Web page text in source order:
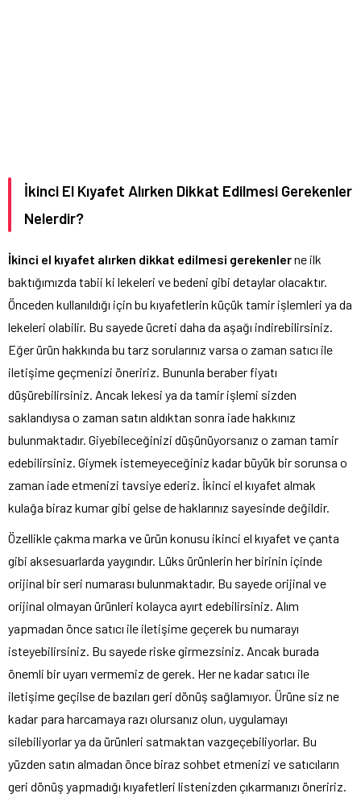
İkinci El Kıyafet Alırken Dikkat Edilmesi Gerekenler
Nelerdir?
İkinci el kıyafet alırken dikkat edilmesi gerekenlerne ilk
baktığımızda tabii ki lekeleri ve bedeni gibi detaylar olacaktır.
Önceden kullanıldığı için bu kıyafetlerin küçük tamir işlemleri ya da
lekeleri olabilir. Bu sayede ücreti daha da aşağı indirebilirsiniz.
Eğer ürün hakkında bu tarz sorularınız varsa o zaman satıcı ile
iletişime geçmenizi öneririz. Bununla beraber fiyatı
düşürebilirsiniz. Ancak lekesi ya da tamir işlemi sizden
saklandıysa o zaman satın aldıktan sonra iade hakkınız
bulunmaktadır. Giyebileceğinizi düşünüyorsanız o zaman tamir
edebilirsiniz. Giymek istemeyeceğiniz kadar büyük bir sorunsa o
zaman iade etmenizi tavsiye ederiz. İkinci el kıyafet almak
kulağa biraz kumar gibi gelse de haklarınız sayesinde değildir.
Özellikle çakma marka ve ürün konusu ikinci el kıyafet ve çanta
gibi aksesuarlarda yaygındır. Lüks ürünlerin her birinin içinde
orijinal bir seri numarası bulunmaktadır. Bu sayede orijinal ve
orijinal olmayan ürünleri kolayca ayırt edebilirsiniz. Alım
yapmadan önce satıcı ile iletişime geçerek bu numarayı
isteyebilirsiniz. Bu sayede riske girmezsiniz. Ancak burada
önemli bir uyarı vermemiz de gerek. Her ne kadar satıcı ile
iletişime geçilse de bazıları geri dönüş sağlamıyor. Ürüne siz ne
kadar para harcamaya razı olursanız olun, uygulamayı
silebiliyorlar ya da ürünleri satmaktan vazgeçebiliyorlar. Bu
yüzden satın almadan önce biraz sohbet etmenizi ve satıcıların
geri dönüş yapmadığı kıyafetleri listenizden çıkarmanızı öneririz.